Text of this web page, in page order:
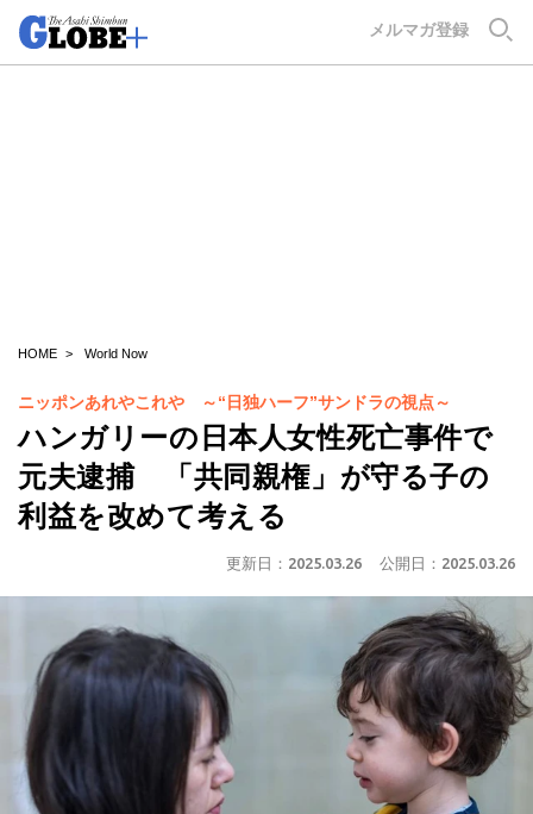
メルマガ登録
HOME World Now
ニッポンあれやこれや ～“日独ハーフ”サンドラの視点～
ハンガリーの日本人女性死亡事件で
元夫逮捕 「共同親権」が守る子の
利益を改めて考える
更新日： 2025.03.26 公開日： 2025.03.26